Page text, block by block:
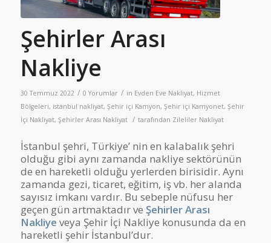
Şehirler Arası
Nakliye
30 Temmuz 2022 / 0 Yorumlar / in Evden Eve Nakliyat, Hizmet
Bölgeleri, istanbul nakliyat, Şehir içi Kamyon, Şehir içi Kamyonet, Şehir
İçi Nakliyat, Şehirler Arası Nakliyat / tarafından Zileliler Nakliyat
İstanbul şehri, Türkiye’ nin en kalabalık şehri
olduğu gibi aynı zamanda nakliye sektörünün
de en hareketli olduğu yerlerden birisidir. Aynı
zamanda gezi, ticaret, eğitim, iş vb. her alanda
sayısız imkanı vardır. Bu sebeple nüfusu her
geçen gün artmaktadır ve Şehirler Arası
Nakliye veya Şehir İçi Nakliye konusunda da en
hareketli şehir İstanbul’dur.